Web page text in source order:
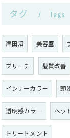
タグ Tags
津田沼 美容室
ブリーチ 髪質改善
インナーカラー 頭
透明感カラー ヘッ
トリートメント